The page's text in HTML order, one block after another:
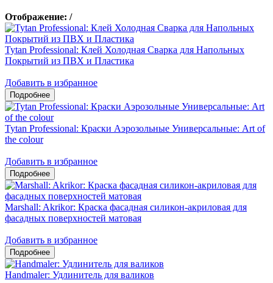
Отображение: /
Tytan Professional: Клей Холодная Сварка для Напольных
Покрытий из ПВХ и Пластика
Добавить в избранное
Tytan Professional: Краски Аэрозольные Универсальные: Art of
the colour
Добавить в избранное
Marshall: Akrikor: Краска фасадная силикон-акриловая для
фасадных поверхностей матовая
Добавить в избранное
Handmaler: Удлинитель для валиков